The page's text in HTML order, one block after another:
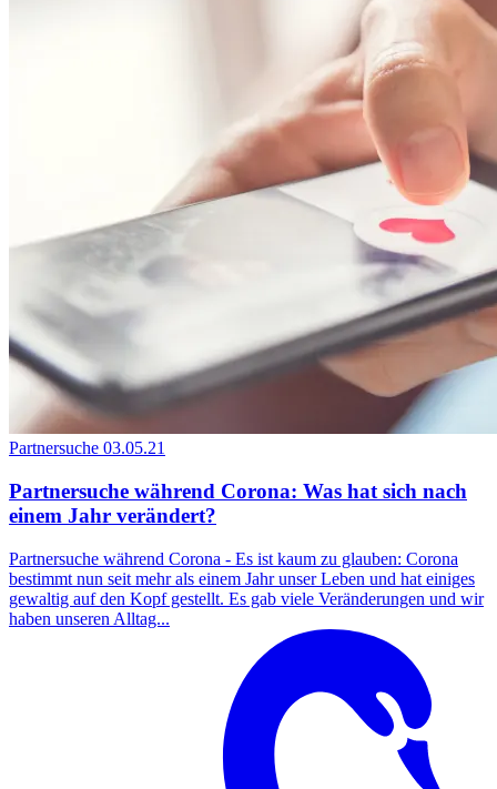
Partnersuche 03.05.21
Partnersuche während Corona: Was hat sich nach
einem Jahr verändert?
Partnersuche während Corona - Es ist kaum zu glauben: Corona
bestimmt nun seit mehr als einem Jahr unser Leben und hat einiges
gewaltig auf den Kopf gestellt. Es gab viele Veränderungen und wir
haben unseren Alltag...